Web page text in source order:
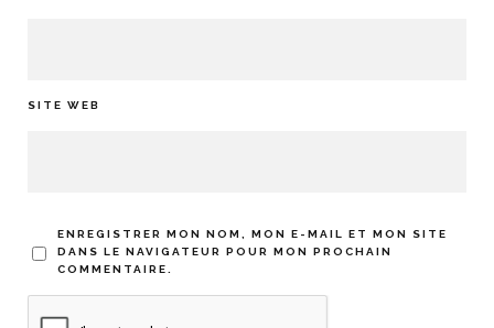
SITE WEB
ENREGISTRER MON NOM, MON E-MAIL ET MON SITE
DANS LE NAVIGATEUR POUR MON PROCHAIN
COMMENTAIRE.